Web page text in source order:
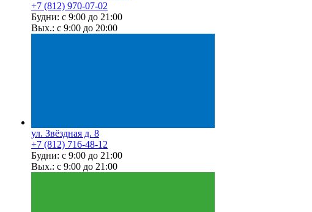
+7 (812) 970-07-02
Будни: с 9:00 до 21:00
Вых.: с 9:00 до 20:00
ул. Звёздная д. 8
+7 (812) 716-48-12
Будни: с 9:00 до 21:00
Вых.: с 9:00 до 21:00